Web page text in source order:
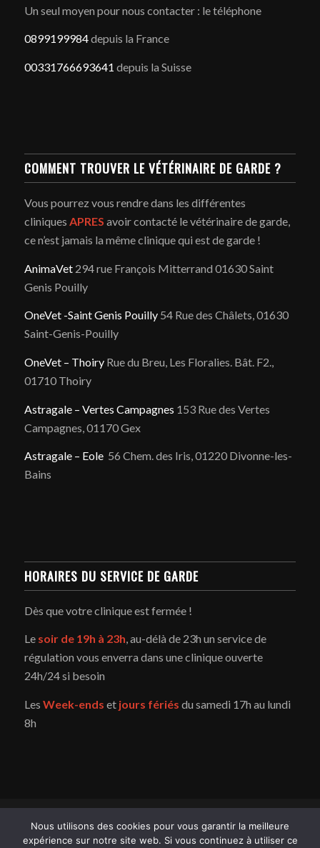
Un seul moyen pour nous contacter : le téléphone
0899199984depuis la France
00331766693641 depuis la Suisse
COMMENT TROUVER LE VÉTÉRINAIRE DE GARDE ?
Vous pourrez vous rendre dans les différentes
cliniques APRES avoir contacté le vétérinaire de garde,
ce n’est jamais la même clinique qui est de garde !
AnimaVet294 rue François Mitterrand 01630 Saint
Genis Pouilly
OneVet -Saint Genis Pouilly54 Rue des Châlets, 01630
Saint-Genis-Pouilly
OneVet – ThoiryRue du Breu, Les Floralies. Bât. F2.,
01710 Thoiry
Astragale – Vertes Campagnes 153 Rue des Vertes
Campagnes, 01170 Gex
Astragale – Eole56 Chem. des Iris, 01220 Divonne-les-
Bains
HORAIRES DU SERVICE DE GARDE
Dès que votre clinique est fermée !
Le soir de 19h à 23h, au-délà de 23h un service de
régulation vous enverra dans une clinique ouverte
24h/24 si besoin
Les Week-ends et jours fériés du samedi 17h au lundi
8h
WordPress Theme by Kriesi
Nous utilisons des cookies pour vous garantir la meilleure
expérience sur notre site web. Si vous continuez à utiliser ce